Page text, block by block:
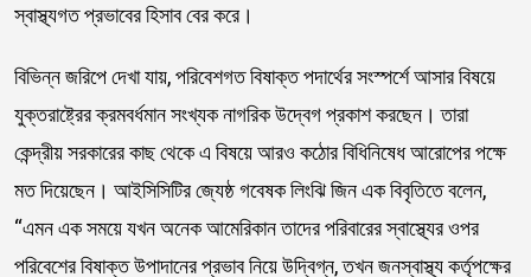
স্বাস্থ্যগত প্রভাবের হিসাব বের করে।
বিভিন্ন জরিপে দেখা যায়, পরিবেশগত বিষাক্ত পদার্থের সংস্পর্শে আসার বিষয়ে
যুক্তরাষ্ট্রের ক্রমবর্ধমান সংখ্যক নাগরিক উদ্বেগ প্রকাশ করছেন। তারা
কেন্দ্রীয় সরকারের কাছ থেকে এ বিষয়ে আরও কঠোর বিধিনিষেধ আরোপের পক্ষে
মত দিয়েছেন। আইসিসিটির জ্যেষ্ঠ গবেষক লিংঝি জিন এক বিবৃতিতে বলেন,
“এমন এক সময়ে যখন অনেক আমেরিকান তাদের পরিবারের স্বাস্থ্যের ওপর
পরিবেশের বিষাক্ত উপাদানের প্রভাব নিয়ে উদ্বিগ্ন, তখন জনস্বাস্থ্য কর্তৃপক্ষের